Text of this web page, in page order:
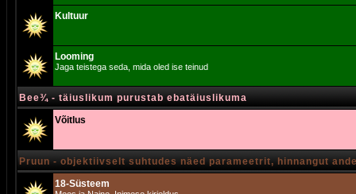
Kultuur
Looming
Jaga teistega seda, mida oled ise teinud
Bee¾ - täiuslikum purustab ebatäiuslikuma
Võitlus
Pruun - objektiivselt suhtudes näed parameetrit, hinnangut
18-Süsteem